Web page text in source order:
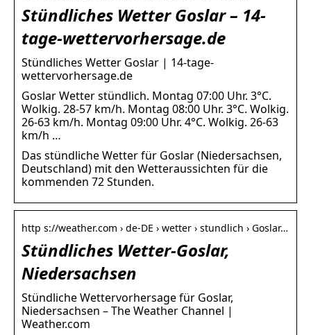
Stündliches Wetter Goslar – 14-
tage-wettervorhersage.de
Stündliches Wetter Goslar | 14-tage-
wettervorhersage.de
Goslar Wetter stündlich. Montag 07:00 Uhr. 3°C.
Wolkig. 28-57 km/h. Montag 08:00 Uhr. 3°C. Wolkig.
26-63 km/h. Montag 09:00 Uhr. 4°C. Wolkig. 26-63
km/h …
Das stündliche Wetter für Goslar (Niedersachsen,
Deutschland) mit den Wetteraussichten für die
kommenden 72 Stunden.
http s://weather.com › de-DE › wetter › stundlich › Goslar…
Stündliches Wetter-Goslar,
Niedersachsen
Stündliche Wettervorhersage für Goslar,
Niedersachsen – The Weather Channel |
Weather.com